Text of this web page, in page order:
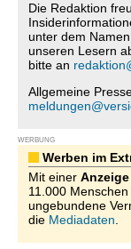
Die Redaktion
unter dem
unseren Lesern
bitte an
Allgemeine
WERBUNG
Werben im
Mit einer
11.000 Menschen
ungebundene
die Mediadaten